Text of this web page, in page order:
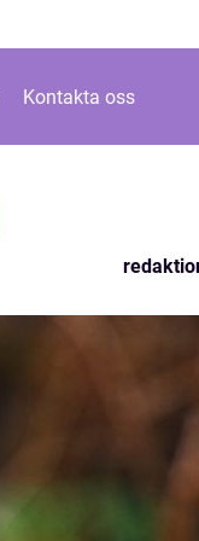
Kontakta oss